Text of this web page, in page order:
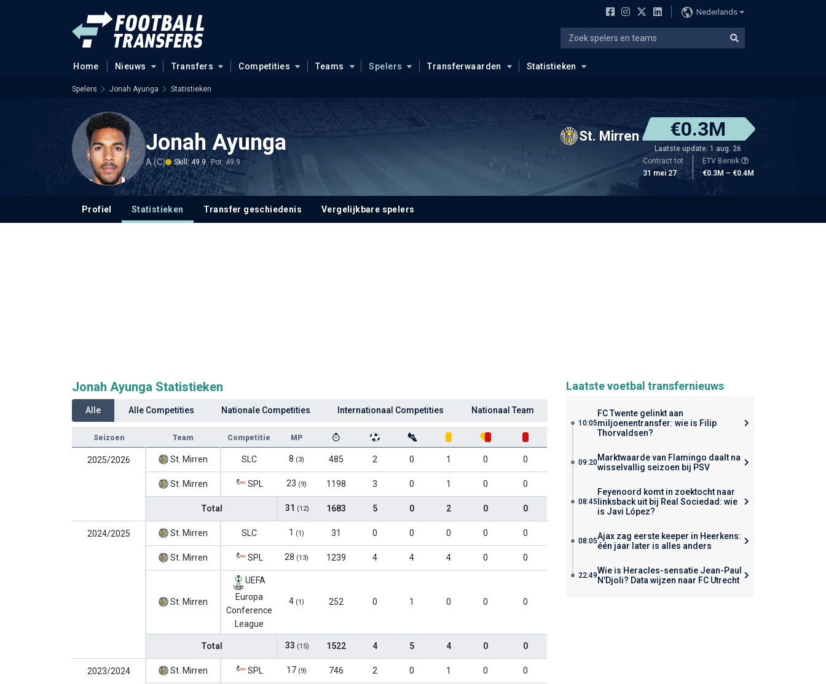
Nederlands
Home Nieuws Transfers Competities Teams Spelers Transferwaarden Statistieken
Spelers Jonah Ayunga Statistieken
Jonah Ayunga
A (C) Skill: 49.9 Pot: 49.9
St. Mirren €0.3M
Laatste update: 1 aug. 26
Contract tot
31 mei 27
ETV Bereik
€0.3M – €0.4M
Profiel Statistieken Transfer geschiedenis Vergelijkbare spelers
Jonah Ayunga Statistieken
Alle Alle Competities Nationale Competities Internationaal Competities Nationaal Team
Seizoen Team Competitie MP
2025/2026 St. Mirren SLC 8 (3) 485 2 0 1 0 0
St. Mirren SPL 23 (9) 1198 3 0 1 0 0
Total 31 (12) 1683 5 0 2 0 0
2024/2025 St. Mirren SLC 1 (1) 31 0 0 0 0 0
St. Mirren SPL 28 (13) 1239 4 4 4 0 0
St. Mirren
UEFA
Europa
Conference
League
4 (1) 252 0 1 0 0 0
Total 33 (15) 1522 4 5 4 0 0
2023/2024 St. Mirren SPL 17 (9) 746 2 0 1 0 0
Laatste voetbal transfernieuws
10:05
FC Twente gelinkt aan
miljoenentransfer: wie is Filip
Thorvaldsen?
09:20Marktwaarde van Flamingo daalt na
wisselvallig seizoen bij PSV
08:45
Feyenoord komt in zoektocht naar
linksback uit bij Real Sociedad: wie
is Javi López?
08:05Ajax zag eerste keeper in Heerkens:
één jaar later is alles anders
22:49Wie is Heracles-sensatie Jean-Paul
N'Djoli? Data wijzen naar FC Utrecht